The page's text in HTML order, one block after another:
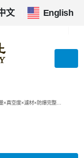
文 English
×濾材×防爆完整指南（2026）